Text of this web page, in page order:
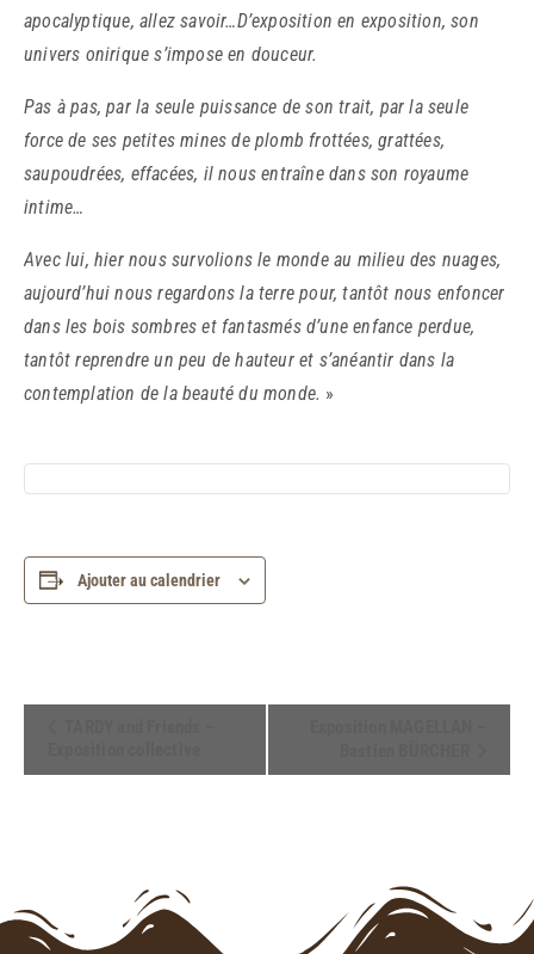
apocalyptique, allez savoir…D’exposition en exposition, son
univers onirique s’impose en douceur.
Pas à pas, par la seule puissance de son trait, par la seule
force de ses petites mines de plomb frottées, grattées,
saupoudrées, effacées, il nous entraîne dans son royaume
intime…
Avec lui, hier nous survolions le monde au milieu des nuages,
aujourd’hui nous regardons la terre pour, tantôt nous enfoncer
dans les bois sombres et fantasmés d’une enfance perdue,
tantôt reprendre un peu de hauteur et s’anéantir dans la
contemplation de la beauté du monde. »
Ajouter au calendrier
Évènement